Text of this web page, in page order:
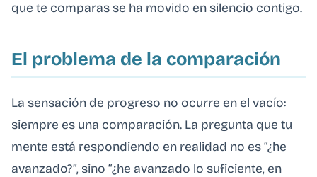
que te comparas se ha movido en silencio contigo.
El problema de la comparación
La sensación de progreso no ocurre en el vacío:
siempre es una comparación. La pregunta que tu
mente está respondiendo en realidad no es “¿he
avanzado?”, sino “¿he avanzado lo suficiente, en